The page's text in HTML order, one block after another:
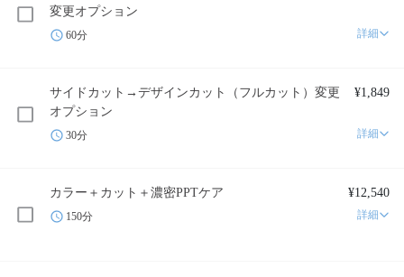
変更オプション
60分 詳細
サイドカット→デザインカット（フルカット）変更
オプション
¥1,849
30分 詳細
カラー＋カット＋濃密PPTケア ¥12,540
150分 詳細